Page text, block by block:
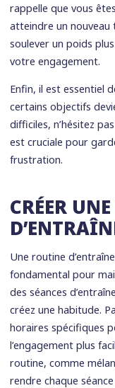
rappelle que vous
atteindre un nouveau
soulever un poids
votre engagement.
Enfin, il est essentiel
certains objectifs
difficiles, n’hésitez
est cruciale pour
frustration.
CRÉER
Une routine
fondamental pour
des séances
créez une habitude.
horaires spécifiques
l’engagement plus
routine, comme
rendre chaque